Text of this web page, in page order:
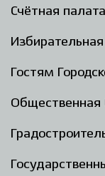
Счётная
Гостям
Общественная